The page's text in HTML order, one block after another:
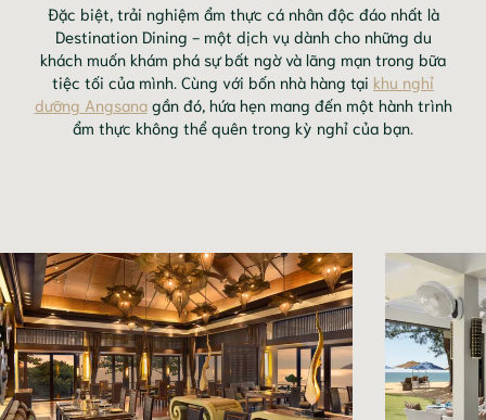
Đặc biệt, trải nghiệm ẩm thực cá nhân độc đáo nhất là
Destination Dining - một dịch vụ dành cho những du
khách muốn khám phá sự bất ngờ và lãng mạn trong bữa
tiệc tối của mình. Cùng với bốn nhà hàng tại khu nghỉ
dưỡng Angsanagần đó, hứa hẹn mang đến một hành trình
ẩm thực không thể quên trong kỳ nghỉ của bạn.